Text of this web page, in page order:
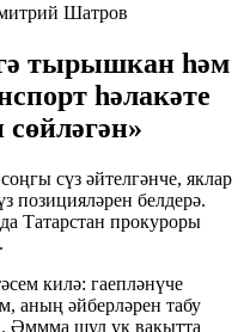
Шатров
тырышкан һәм
һәлакәте
сүз әйтелгәнче, яклар
позицияләрен белдерә.
Татарстан прокуроры
килә: гаепләнүче
аның әйберләрен табу
Әммма шул ук вакытта